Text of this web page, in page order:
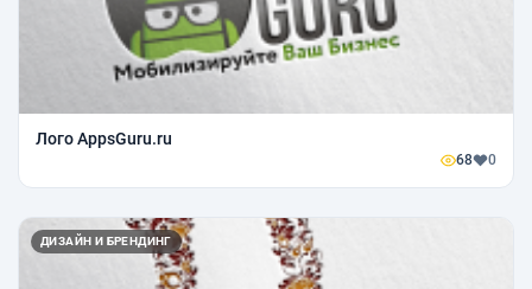
Лого AppsGuru.ru
68 0
ДИЗАЙН И БРЕНДИНГ